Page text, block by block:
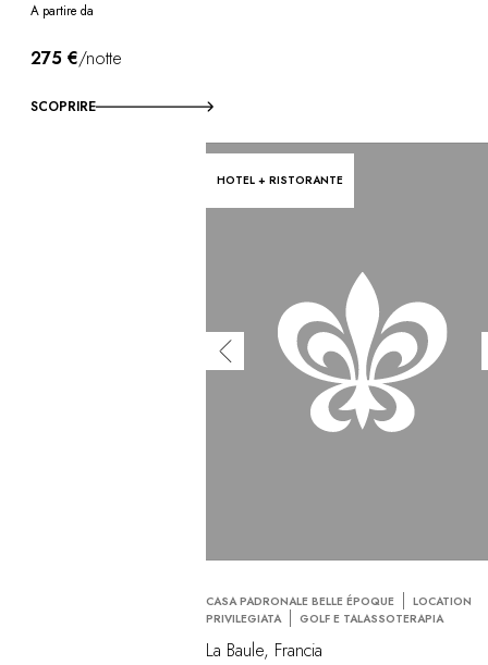
A partire da
275 €/notte
SCOPRIRE
HOTEL + RISTORANTE
CASA PADRONALE BELLE ÉPOQUE
LOCATION
PRIVILEGIATA
GOLF E TALASSOTERAPIA
La Baule, Francia